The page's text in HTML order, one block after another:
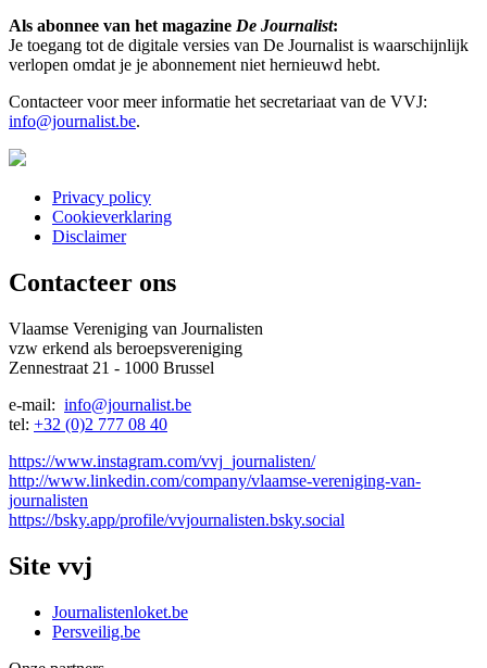
Als abonnee van het magazine De Journalist:
Je toegang tot de digitale versies van De Journalist is waarschijnlijk
verlopen omdat je je abonnement niet hernieuwd hebt.
Contacteer voor meer informatie het secretariaat van de VVJ:
info@journalist.be.
Menu:
Bottom
Privacy policy
Cookieverklaring
Disclaimer
Contacteer ons
Vlaamse Vereniging van Journalisten
vzw erkend als beroepsvereniging
Zennestraat 21 - 1000 Brussel
e-mail: info@journalist.be
tel: +32 (0)2 777 08 40
https://www.instagram.com/vvj_journalisten/
http://www.linkedin.com/company/vlaamse-vereniging-van-
journalisten
https://bsky.app/profile/vvjournalisten.bsky.social
Site vvj
Journalistenloket.be
Persveilig.be